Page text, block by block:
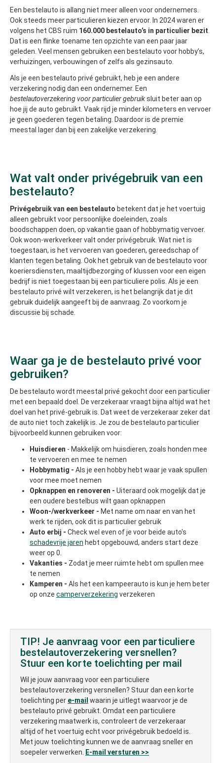
Een bestelauto is allang niet meer alleen voor ondernemers.
Ook steeds meer particulieren kiezen ervoor. In 2024 waren er
volgens het CBS ruim 160.000 bestelauto’s in particulier bezit
Dat is een flinke toename ten opzichte van een paar jaar
geleden. Veel mensen gebruiken een bestelauto voor hobby’s,
verhuizingen, verbouwingen of zelfs als gezinsauto.
Als je een bestelauto privé gebruikt, heb je een andere
verzekering nodig dan een ondernemer. Een
bestelautoverzekering voor particulier gebruiksluit beter aan op
hoe jij de auto gebruikt. Vaak rijd je minder kilometers en vervoer
je geen goederen tegen betaling. Daardoor is de premie
meestal lager dan bij een zakelijke verzekering.
Wat valt onder privégebruik van een
bestelauto?
Privégebruik van een bestelauto betekent dat je het voertuig
alleen gebruikt voor persoonlijke doeleinden, zoals
boodschappen doen, op vakantie gaan of hobbymatig vervoer.
Ook woon-werkverkeer valt onder privégebruik. Wat niet is
toegestaan, is het vervoeren van goederen, gereedschap of
klanten tegen betaling. Ook het gebruik van de bestelauto voor
koeriersdiensten, maaltijdbezorging of klussen voor een eigen
bedrijf is niet toegestaan bij een particuliere polis. Als je een
bestelauto privé wilt verzekeren, is het belangrijk dat je dit
gebruik duidelijk aangeeft bij de aanvraag. Zo voorkom je
discussie bij schade.
Waar ga je de bestelauto privé voor
gebruiken?
De bestelauto wordt meestal privé gekocht door een particulier
met een bepaald doel. De verzekeraar vraagt bijna altijd wat het
doel van het privé-gebruik is. Dat weet de verzekeraar zeker dat
de auto niet toch zakelijk is. Je zou de bestelauto particulier
bijvoorbeeld kunnen gebruiken voor:
Huisdieren - Makkelijk om huisdieren, zoals honden mee
te vervoeren en mee te nemen
Hobbymatig - Als je een hobby hebt waar je vaak spullen
voor mee moet nemen
Opknappen en renoveren - Uiteraard ook mogelijk dat je
een oudere bestelbus wilt gaan opknappen
Woon-/werkverkeer - Met name om naar en van het
werk te rijden, ook dit is particulier gebruik
Auto erbij - Check wel even of je voor beide auto's
schadevrije jaren hebt opgebouwd, anders start deze
weer op 0.
Vakanties - Zodat je meer ruimte hebt om spullen mee
te nemen
Kamperen - Als het een kampeerauto is kun je hem beter
op onze camperverzekering verzekeren
TIP! Je aanvraag voor een particuliere
bestelautoverzekering versnellen?
Stuur een korte toelichting per mail
Wil je jouw aanvraag voor een particuliere
bestelautoverzekering versnellen? Stuur dan een korte
toelichting per e-mail waarin je uitlegt waarvoor je de
bestelauto privé gebruikt. Omdat een particuliere
verzekering maatwerk is, controleert de verzekeraar
altijd of het voertuig echt voor privégebruik bedoeld is.
Met jouw toelichting kunnen we de aanvraag sneller en
soepeler verwerken.
E-mail versturen >>